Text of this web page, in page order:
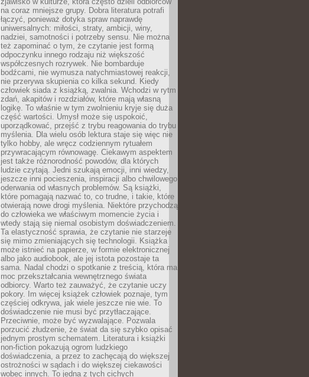
na coraz mniejsze grupy. Dobra literatura potrafi
łączyć, ponieważ dotyka spraw naprawdę
uniwersalnych: miłości, straty, ambicji, winy,
nadziei, samotności i potrzeby sensu. Nie można
też zapominać o tym, że czytanie jest formą
odpoczynku innego rodzaju niż większość
współczesnych rozrywek. Nie bombarduje
bodźcami, nie wymusza natychmiastowej reakcji,
nie przerywa skupienia co kilka sekund. Kiedy
człowiek siada z książką, zwalnia. Wchodzi w rytm
zdań, akapitów i rozdziałów, które mają własną
logikę. To właśnie w tym zwolnieniu kryje się duża
część wartości. Umysł może się uspokoić,
uporządkować, przejść z trybu reagowania do trybu
myślenia. Dla wielu osób lektura staje się więc nie
tylko hobby, ale wręcz codziennym rytuałem
przywracającym równowagę. Ciekawym aspektem
jest także różnorodność powodów, dla których
ludzie czytają. Jedni szukają emocji, inni wiedzy,
jeszcze inni pocieszenia, inspiracji albo chwilowego
oderwania od własnych problemów. Są książki,
które pomagają nazwać to, co trudne, i takie, które
otwierają nowe drogi myślenia. Niektóre przychodzą
do człowieka we właściwym momencie życia i
wtedy stają się niemal osobistym doświadczeniem.
Ta elastyczność sprawia, że czytanie nie starzeje
się mimo zmieniających się technologii. Książka
może istnieć na papierze, w formie elektronicznej
albo jako audiobook, ale jej istota pozostaje ta
sama. Nadal chodzi o spotkanie z treścią, która ma
moc przekształcania wewnętrznego świata
odbiorcy. Warto też zauważyć, że czytanie uczy
pokory. Im więcej książek człowiek poznaje, tym
częściej odkrywa, jak wiele jeszcze nie wie. To
doświadczenie nie musi być przytłaczające.
Przeciwnie, może być wyzwalające. Pozwala
porzucić złudzenie, że świat da się szybko opisać
jednym prostym schematem. Literatura i książki
non-fiction pokazują ogrom ludzkiego
doświadczenia, a przez to zachęcają do większej
ostrożności w sądach i do większej ciekawości
wobec innych. To jedna z tych cichych